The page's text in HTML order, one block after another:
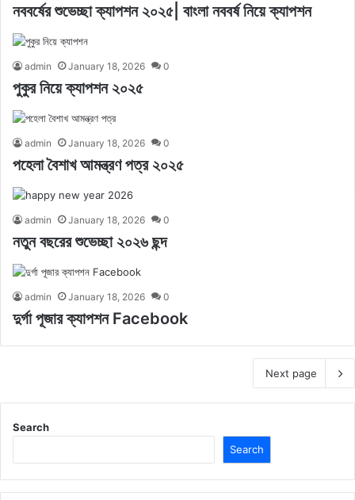
নববর্ষের শুভেচ্ছা ক্যাপশন ২০২৫| বাংলা নববর্ষ নিয়ে ক্যাপশন
admin January 18, 2026 0
পুকুর নিয়ে ক্যাপশন ২০২৫
admin January 18, 2026 0
পহেলা বৈশাখ আমন্ত্রণ পত্র ২০২৫
admin January 18, 2026 0
নতুন বছরের শুভেচ্ছা ২০২৬ ছন্দ
admin January 18, 2026 0
দুর্গা পূজার ক্যাপশন Facebook
Next page
Search
Search